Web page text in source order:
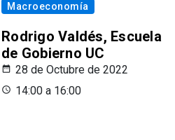
Macroeconomía
Rodrigo Valdés, Escuela
de Gobierno UC
28 de Octubre de 2022
14:00 a 16:00